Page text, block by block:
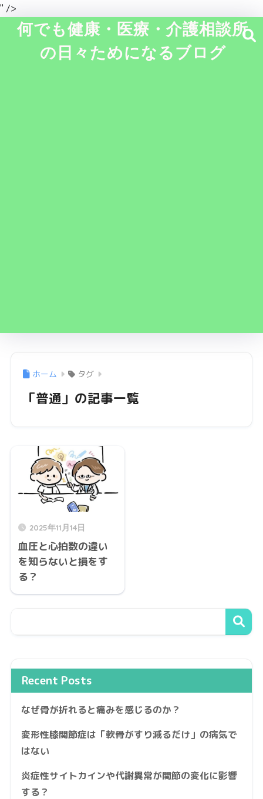
" />
何でも健康・医療・介護相談所
の日々ためになるブログ
ホーム タグ
「普通」の記事一覧
2025年11月14日
血圧と心拍数の違い
を知らないと損をす
る？
Recent Posts
なぜ骨が折れると痛みを感じるのか？
変形性膝関節症は「軟骨がすり減るだけ」の病気で
はない
炎症性サイトカインや代謝異常が関節の変化に影響
する？